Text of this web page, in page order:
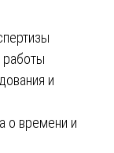
работы
и
о времени и